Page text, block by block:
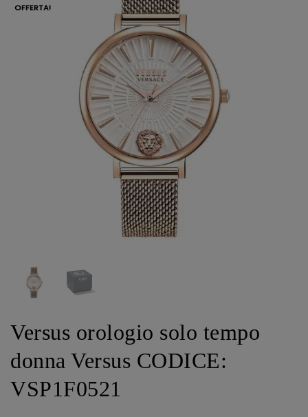
OFFERTA!
Versus orologio solo tempo
donna Versus CODICE:
VSP1F0521